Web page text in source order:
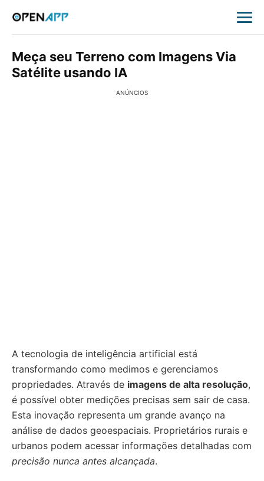
Meça seu Terreno com Imagens Via
Satélite usando IA
ANÚNCIOS
A tecnologia de inteligência artificial está
transformando como medimos e gerenciamos
propriedades. Através de imagens de alta resolução,
é possível obter medições precisas sem sair de casa.
Esta inovação representa um grande avanço na
análise de dados geoespaciais. Proprietários rurais e
urbanos podem acessar informações detalhadas com
precisão nunca antes alcançada.